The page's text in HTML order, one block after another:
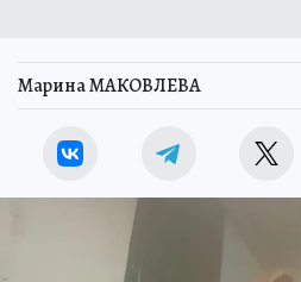
Марина МАКОВЛЕВА